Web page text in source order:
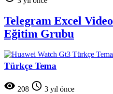
Telegram Excel
Eğitim Grubu
Türkçe Tema
 208  3 yıl önce